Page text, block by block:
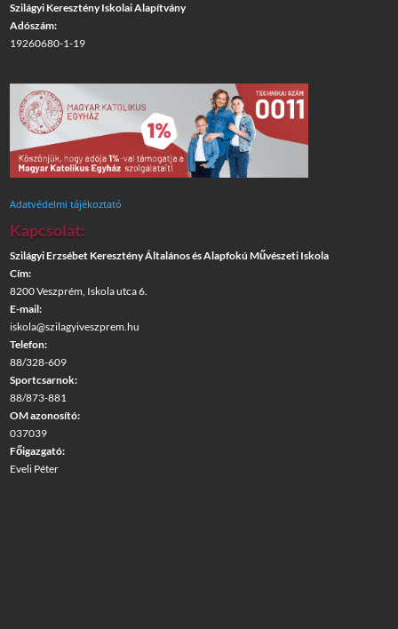
Szilágyi Keresztény Iskolai Alapítvány
Adószám:
19260680-1-19
Adatvédelmi tájékoztató
Kapcsolat:
Szilágyi Erzsébet Keresztény Általános és Alapfokú Művészeti Iskola
Cím:
8200 Veszprém, Iskola utca 6.
E-mail:
iskola@szilagyiveszprem.hu
Telefon:
88/328-609
Sportcsarnok:
88/873-881
OM azonosító:
037039
Főigazgató:
Eveli Péter